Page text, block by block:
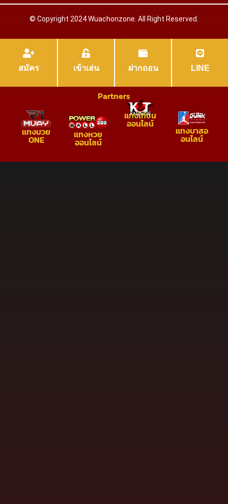
© Copyright 2024 Wuachonzone. All Right Reserved.
สมัคร เข้าเล่น ฝากถอน LINE
Partners
แทงมวย
ONE แทงหวย
ออนไลน์
แทงไก่ชน
ออนไลน์
แทงบาสอ
อนไลน์